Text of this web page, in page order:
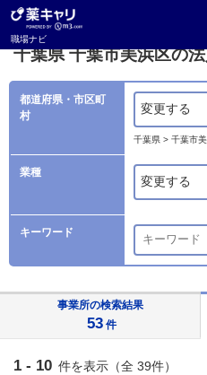
職場ナビ
薬キャリ 職場ナビ
千葉県 千葉市美浜区の
都道府県・市区町
村
変更する
千葉県 > 千葉市
業種
変更する
キーワード
事業所の検索結果
53 件
1 - 10 件を表示（全 39件）